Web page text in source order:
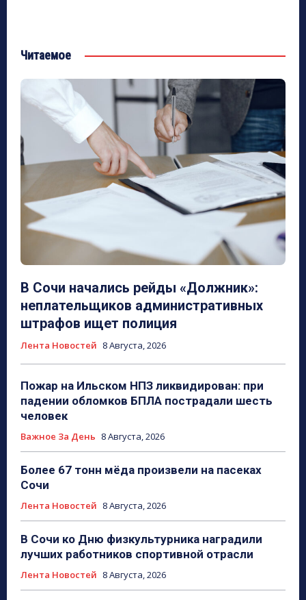
Читаемое
В Сочи начались рейды «Должник»:
неплательщиков административных
штрафов ищет полиция
Лента Новостей 8 Августа, 2026
Пожар на Ильском НПЗ ликвидирован: при
падении обломков БПЛА пострадали шесть
человек
Важное За День 8 Августа, 2026
Более 67 тонн мёда произвели на пасеках
Сочи
Лента Новостей 8 Августа, 2026
В Сочи ко Дню физкультурника наградили
лучших работников спортивной отрасли
Лента Новостей 8 Августа, 2026